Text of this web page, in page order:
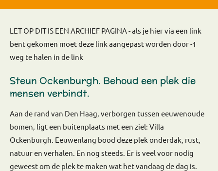
LET OP DIT IS EEN ARCHIEF PAGINA - als je hier via een link
bent gekomen moet deze link aangepast worden door -1
weg te halen in de link
Steun Ockenburgh. Behoud een plek die
mensen verbindt.
Aan de rand van Den Haag, verborgen tussen eeuwenoude
bomen, ligt een buitenplaats met een ziel: Villa
Ockenburgh. Eeuwenlang bood deze plek onderdak, rust,
natuur en verhalen. En nog steeds. Er is veel voor nodig
geweest om de plek te maken wat het vandaag de dag is.